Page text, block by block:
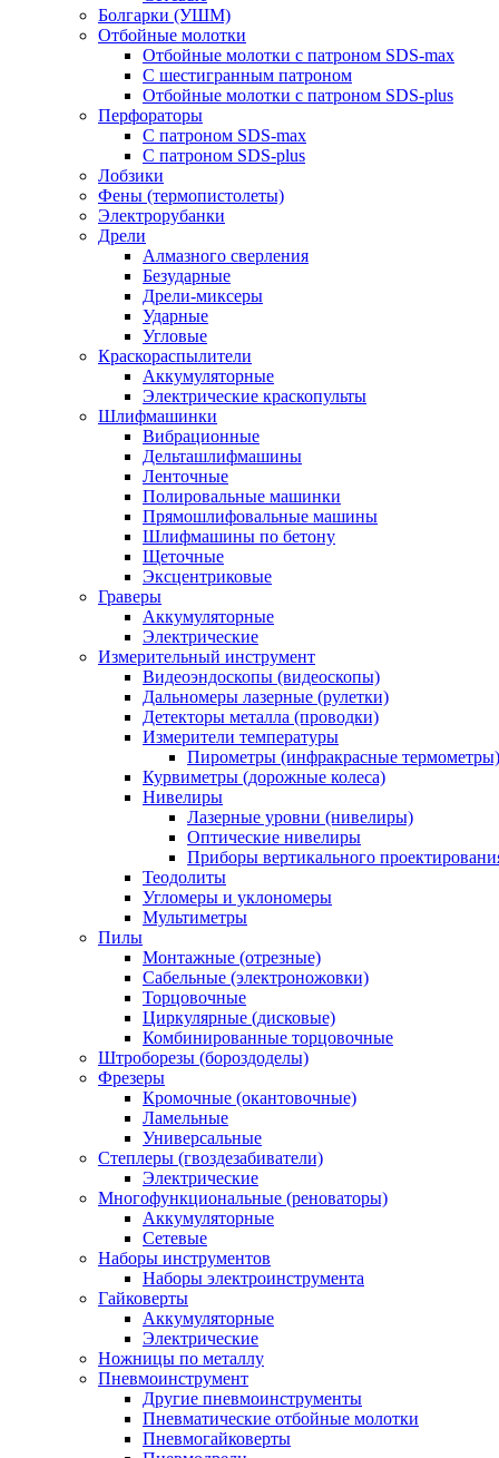
Болгарки (УШМ)
Отбойные молотки
Отбойные молотки с патроном SDS-max
С шестигранным патроном
Отбойные молотки с патроном SDS-plus
Перфораторы
С патроном SDS-max
С патроном SDS-plus
Лобзики
Фены (термопистолеты)
Электрорубанки
Дрели
Алмазного сверления
Безударные
Дрели-миксеры
Ударные
Угловые
Краскораспылители
Аккумуляторные
Электрические краскопульты
Шлифмашинки
Вибрационные
Дельташлифмашины
Ленточные
Полировальные машинки
Прямошлифовальные машины
Шлифмашины по бетону
Щеточные
Эксцентриковые
Граверы
Аккумуляторные
Электрические
Измерительный инструмент
Видеоэндоскопы (видеоскопы)
Дальномеры лазерные (рулетки)
Детекторы металла (проводки)
Измерители температуры
Пирометры (инфракрасные термометры)
Курвиметры (дорожные колеса)
Нивелиры
Лазерные уровни (нивелиры)
Оптические нивелиры
Приборы вертикального
Теодолиты
Угломеры и уклономеры
Мультиметры
Пилы
Монтажные (отрезные)
Сабельные (электроножовки)
Торцовочные
Циркулярные (дисковые)
Комбинированные торцовочные
Штроборезы (бороздоделы)
Фрезеры
Кромочные (окантовочные)
Ламельные
Универсальные
Степлеры (гвоздезабиватели)
Электрические
Многофункциональные (реноваторы)
Аккумуляторные
Сетевые
Наборы инструментов
Наборы электроинструмента
Гайковерты
Аккумуляторные
Электрические
Ножницы по металлу
Пневмоинструмент
Другие пневмоинструменты
Пневматические отбойные молотки
Пневмогайковерты